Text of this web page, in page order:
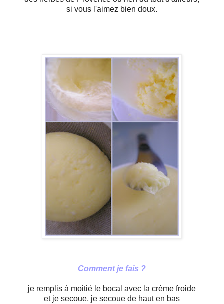
si vous l'aimez bien doux.
Comment je fais ?
je remplis à moitié le bocal avec la crème froide
et je secoue, je secoue de haut en bas